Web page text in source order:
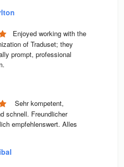
Enjoyed working with the
of Traduset; they
prompt, professional
Sehr kompetent,
schnell. Freundlicher
empfehlenswert. Alles